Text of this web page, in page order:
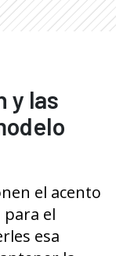
y las
el acento
para el
esa